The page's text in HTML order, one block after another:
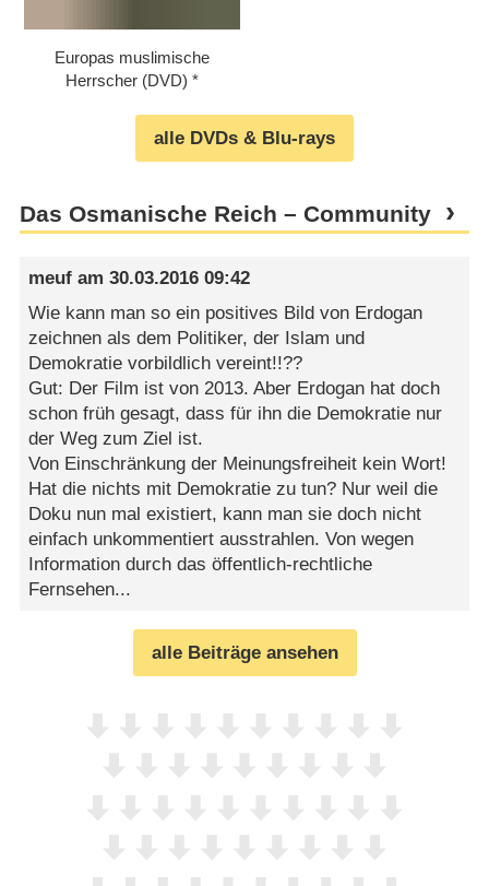
Europas muslimische
Herrscher (DVD)
alle DVDs & Blu-rays
Das Osmanische Reich – Community
meuf am30.03.2016 09:42
Wie kann man so ein positives Bild von Erdogan
zeichnen als dem Politiker, der Islam und
Demokratie vorbildlich vereint!!??
Gut: Der Film ist von 2013. Aber Erdogan hat doch
schon früh gesagt, dass für ihn die Demokratie nur
der Weg zum Ziel ist.
Von Einschränkung der Meinungsfreiheit kein Wort!
Hat die nichts mit Demokratie zu tun? Nur weil die
Doku nun mal existiert, kann man sie doch nicht
einfach unkommentiert ausstrahlen. Von wegen
Information durch das öffentlich-rechtliche
Fernsehen...
alle Beiträge ansehen